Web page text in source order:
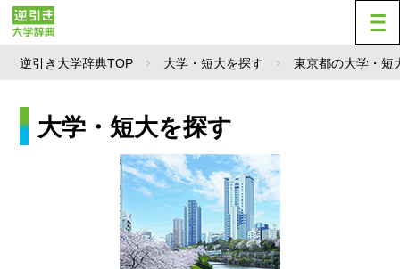
逆引き大学辞典TOP 大学・短大を探す 東京都の大学・短
大学・短大を探す